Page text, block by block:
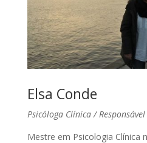
Elsa Conde
Psicóloga Clínica / Responsável
Mestre em Psicologia Clínica